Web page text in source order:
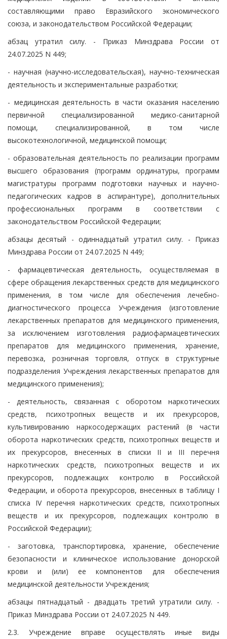
составляющими право Евразийского экономического
союза, и законодательством Российской Федерации;
абзац утратил силу. - Приказ Минздрава России от
24.07.2025 N 449;
- научная (научно-исследовательская), научно-техническая
деятельность и экспериментальные разработки;
- медицинская деятельность в части оказания населению
первичной специализированной медико-санитарной
помощи, специализированной, в том числе
высокотехнологичной, медицинской помощи;
- образовательная деятельность по реализации программ
высшего образования (программ ординатуры, программ
магистратуры программ подготовки научных и научно-
педагогических кадров в аспирантуре), дополнительных
профессиональных программ в соответствии с
законодательством Российской Федерации;
абзацы десятый - одиннадцатый утратил силу. - Приказ
Минздрава России от 24.07.2025 N 449;
- фармацевтическая деятельность, осуществляемая в
сфере обращения лекарственных средств для медицинского
применения, в том числе для обеспечения лечебно-
диагностического процесса Учреждения (изготовление
лекарственных препаратов для медицинского применения,
за исключением изготовления радиофармацевтических
препаратов для медицинского применения, хранение,
перевозка, розничная торговля, отпуск в структурные
подразделения Учреждения лекарственных препаратов для
медицинского применения);
- деятельность, связанная с оборотом наркотических
средств, психотропных веществ и их прекурсоров,
культивированию наркосодержащих растений (в части
оборота наркотических средств, психотропных веществ и
их прекурсоров, внесенных в списки II и III перечня
наркотических средств, психотропных веществ и их
прекурсоров, подлежащих контролю в Российской
Федерации, и оборота прекурсоров, внесенных в таблицу I
списка IV перечня наркотических средств, психотропных
веществ и их прекурсоров, подлежащих контролю в
Российской Федерации);
- заготовка, транспортировка, хранение, обеспечение
безопасности и клиническое использование донорской
крови и (или) ее компонентов для обеспечения
медицинской деятельности Учреждения;
абзацы пятнадцатый - двадцать третий утратили силу. -
Приказ Минздрава России от 24.07.2025 N 449.
2.3. Учреждение вправе осуществлять иные виды